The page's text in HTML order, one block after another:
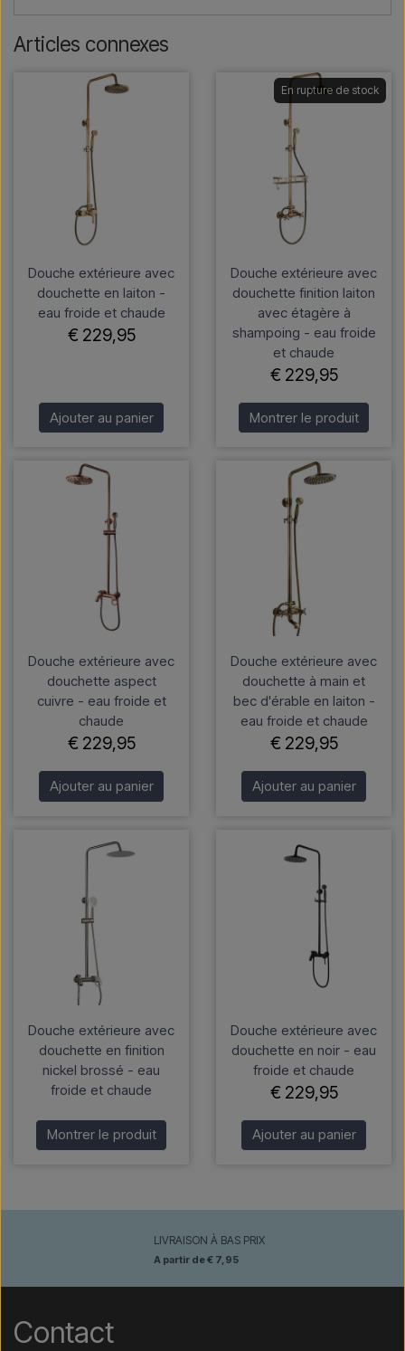
Articles connexes
Douche extérieure avec
douchette en laiton -
eau froide et chaude
€ 229,95
Ajouter au panier
En rupture de stock
Douche extérieure avec
douchette finition laiton
avec étagère à
shampoing - eau froide
et chaude
€ 229,95
Montrer le produit
Douche extérieure avec
douchette aspect
cuivre - eau froide et
chaude
€ 229,95
Ajouter au panier
Douche extérieure avec
douchette à main et
bec d'érable en laiton -
eau froide et chaude
€ 229,95
Ajouter au panier
Douche extérieure avec
douchette en finition
nickel brossé - eau
froide et chaude
Montrer le produit
Douche extérieure avec
douchette en noir - eau
froide et chaude
€ 229,95
Ajouter au panier
LIVRAISON À BAS PRIX
A partir de € 7,95
Contact